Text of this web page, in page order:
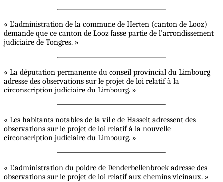
« L’administration de la commune de Herten (canton de Looz)
demande que ce canton de Looz fasse partie de l’arrondissement
judiciaire de Tongres. »
« La députation permanente du conseil provincial du Limbourg
adresse des observations sur le projet de loi relatif à la
circonscription judiciaire du Limbourg. »
« Les habitants notables de la ville de Hasselt adressent des
observations sur le projet de loi relatif à la nouvelle
circonscription judiciaire du Limbourg. »
« L’administration du poldre de Denderbellenbroek adresse des
observations sur le projet de loi relatif aux chemins vicinaux. »